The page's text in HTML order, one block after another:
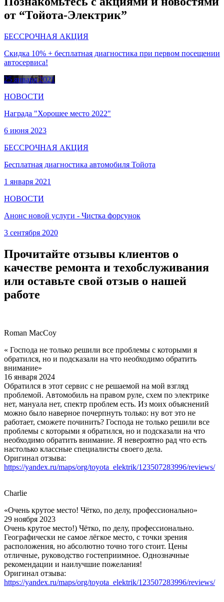
от “Тойота-Электрик”
БЕССРОЧНАЯ АКЦИЯ
Скидка 10% + бесплатная диагностика при первом посещении
автосервиса!
25 января 2021
НОВОСТИ
Награда "Хорошее место 2022"
6 июня 2023
БЕССРОЧНАЯ АКЦИЯ
Бесплатная диагностика автомобиля Тойота
1 января 2021
НОВОСТИ
Анонс новой услуги - Чистка форсунок
3 сентября 2020
Прочитайте отзывы клиентов о
качестве ремонта и техобслуживания
или оставьте свой отзыв о нашей
работе
Roman MacCoy
« Господа не только решили все проблемы с которыми я
обратился, но и подсказали на что необходимо обратить
внимание»
16 января 2024
Обратился в этот сервис с не решаемой на мой взгляд
проблемой. Автомобиль на правом руле, схем по электрике
нет, мануала нет, спектр проблем есть. Из моих объяснений
можно было наверное почерпнуть только: ну вот это не
работает, сможете починить? Господа не только решили все
проблемы с которыми я обратился, но и подсказали на что
необходимо обратить внимание. Я невероятно рад что есть
настолько классные специалисты своего дела.
Оригинал отзыва:
https://yandex.ru/maps/org/toyota_elektrik/123507283996/reviews/
Charlie
«Очень крутое место! Чётко, по делу, профессионально»
29 ноября 2023
Очень крутое место!) Чётко, по делу, профессионально.
Географически не самое лёгкое место, с точки зрения
расположения, но абсолютно точно того стоит. Цены
отличные, руководство гостеприимное. Однозначные
рекомендации и наилучшие пожелания!
Оригинал отзыва:
https://yandex.ru/maps/org/toyota_elektrik/123507283996/reviews/